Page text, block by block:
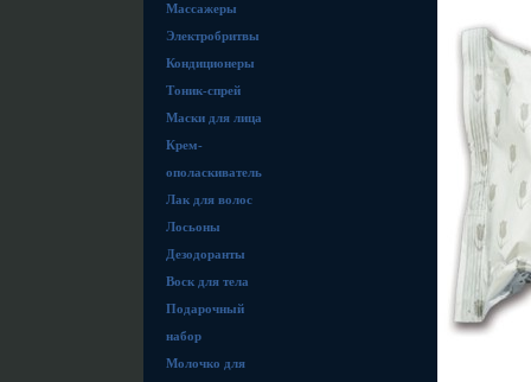
Массажеры
Электробритвы
Кондиционеры
Тоник-спрей
Маски для лица
Крем-
ополаскиватель
Лак для волос
Лосьоны
Дезодоранты
Воск для тела
Подарочный
набор
Молочко для